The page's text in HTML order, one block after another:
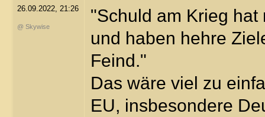
26.09.2022, 21:26
@ Skywise
"Schuld am Krieg
und haben hehre
Feind."
Das wäre viel zu
EU, insbesondere